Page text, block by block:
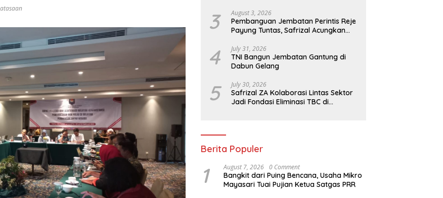
3 August 3, 2026
Pembanguan Jembatan Perintis Reje
Payung Tuntas, Safrizal Acungkan
4 July 31, 2026
TNI Bangun Jembatan Gantung di
Dabun Gelang
5 July 30, 2026
Safrizal ZA Kolaborasi Lintas Sektor
Jadi Fondasi Eliminasi TBC di
Berita Populer
1 August 7, 2026 0 Comment
Bangkit dari Puing Bencana, Usaha Mikro
Mayasari Tuai Pujian Ketua Satgas PRR